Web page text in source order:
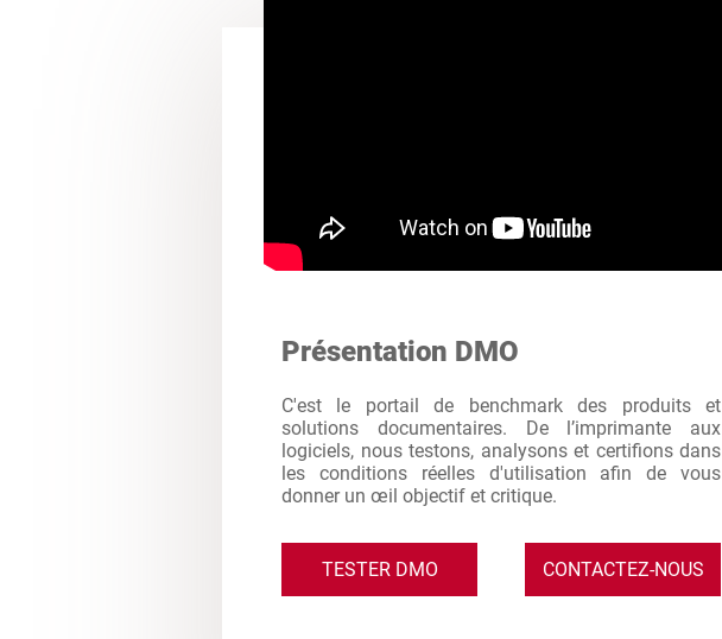
Présentation DMO
C'est le portail de benchmark des produits et
solutions documentaires. De l’imprimante aux
logiciels, nous testons, analysons et certifions dans
les conditions réelles d'utilisation afin de vous
donner un œil objectif et critique.
TESTER DMO CONTACTEZ-NOUS